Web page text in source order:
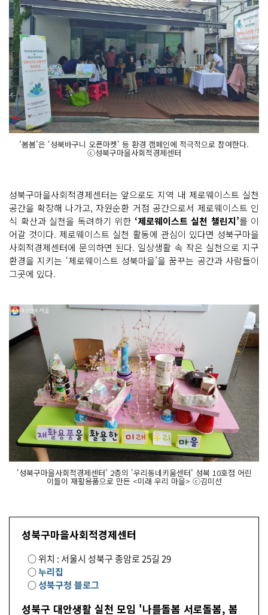
'봄봄'은 '성북바구니 오픈마켓' 등 환경 캠페인에 적극적으로 참여한다.
ⓒ성북구마을사회적경제센터
성북구마을사회적경제센터는 앞으로도 지역 내 제로웨이스트 실천
공간을 확장해 나가고, 자원순환 거점 공간으로서 제로웨이스트 인
식 확산과 실천을 독려하기 위한 ‘제로웨이스트 실천 챌린지’를 이
어갈 것이다. 제로웨이스트 실천 활동에 관심이 있다면 성북구마을
사회적경제센터에 문의하면 된다. 일상생활 속 작은 실천으로 지구
환경을 지키는 ‘제로웨이스트 성북마을’을 꿈꾸는 공간과 사람들이
그곳에 있다.
'성북구마을사회적경제센터' 2층의 '우리동네키움센터' 성북 10호점 어린
이들이 재활용품으로 만든 <미래 우리 마을> ⓒ김미선
성북구마을사회적경제센터
○ 위치 : 서울시 성북구 종암로 25길 29
○누리집
○성북구청 블로그
성북구 대안생활 실천 모임 '나를돌봄 서로돌봄, 봄